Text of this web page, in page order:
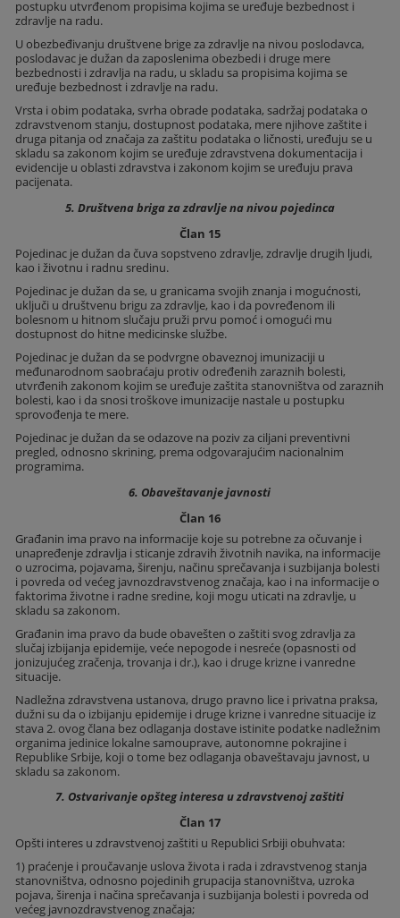
postupku utvrđenom propisima kojima se uređuje bezbednost i
zdravlje na radu.
U obezbeđivanju društvene brige za zdravlje na nivou poslodavca,
poslodavac je dužan da zaposlenima obezbedi i druge mere
bezbednosti i zdravlja na radu, u skladu sa propisima kojima se
uređuje bezbednost i zdravlje na radu.
Vrsta i obim podataka, svrha obrade podataka, sadržaj podataka o
zdravstvenom stanju, dostupnost podataka, mere njihove zaštite i
druga pitanja od značaja za zaštitu podataka o ličnosti, uređuju se u
skladu sa zakonom kojim se uređuje zdravstvena dokumentacija i
evidencije u oblasti zdravstva i zakonom kojim se uređuju prava
pacijenata.
5. Društvena briga za zdravlje na nivou pojedinca
Član 15
Pojedinac je dužan da čuva sopstveno zdravlje, zdravlje drugih ljudi,
kao i životnu i radnu sredinu.
Pojedinac je dužan da se, u granicama svojih znanja i mogućnosti,
uključi u društvenu brigu za zdravlje, kao i da povređenom ili
bolesnom u hitnom slučaju pruži prvu pomoć i omogući mu
dostupnost do hitne medicinske službe.
Pojedinac je dužan da se podvrgne obaveznoj imunizaciji u
međunarodnom saobraćaju protiv određenih zaraznih bolesti,
utvrđenih zakonom kojim se uređuje zaštita stanovništva od zaraznih
bolesti, kao i da snosi troškove imunizacije nastale u postupku
sprovođenja te mere.
Pojedinac je dužan da se odazove na poziv za ciljani preventivni
pregled, odnosno skrining, prema odgovarajućim nacionalnim
programima.
6. Obaveštavanje javnosti
Član 16
Građanin ima pravo na informacije koje su potrebne za očuvanje i
unapređenje zdravlja i sticanje zdravih životnih navika, na informacije
o uzrocima, pojavama, širenju, načinu sprečavanja i suzbijanja bolesti
i povreda od većeg javnozdravstvenog značaja, kao i na informacije o
faktorima životne i radne sredine, koji mogu uticati na zdravlje, u
skladu sa zakonom.
Građanin ima pravo da bude obavešten o zaštiti svog zdravlja za
slučaj izbijanja epidemije, veće nepogode i nesreće (opasnosti od
jonizujućeg zračenja, trovanja i dr.), kao i druge krizne i vanredne
situacije.
Nadležna zdravstvena ustanova, drugo pravno lice i privatna praksa,
dužni su da o izbijanju epidemije i druge krizne i vanredne situacije iz
stava 2. ovog člana bez odlaganja dostave istinite podatke nadležnim
organima jedinice lokalne samouprave, autonomne pokrajine i
Republike Srbije, koji o tome bez odlaganja obaveštavaju javnost, u
skladu sa zakonom.
7. Ostvarivanje opšteg interesa u zdravstvenoj zaštiti
Član 17
Opšti interes u zdravstvenoj zaštiti u Republici Srbiji obuhvata:
1) praćenje i proučavanje uslova života i rada i zdravstvenog stanja
stanovništva, odnosno pojedinih grupacija stanovništva, uzroka
pojava, širenja i načina sprečavanja i suzbijanja bolesti i povreda od
većeg javnozdravstvenog značaja;